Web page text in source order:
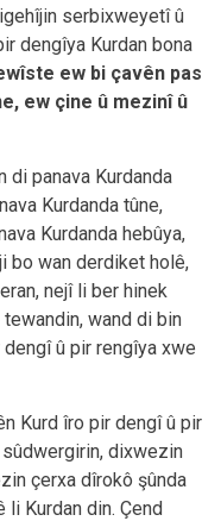
serbixweyetî û
dengîya Kurdan bona
ew bi çavên pas
ew çine û mezinî û
di panava Kurdanda
Kurdanda tûne,
Kurdanda hebûya,
bo wan derdiket holê,
nejî li ber hinek
wand di bin
û pir rengîya xwe
Kurd îro pir dengî û pir
dixwezin
çerxa dîrokô şûnda
Kurdan din. Çend